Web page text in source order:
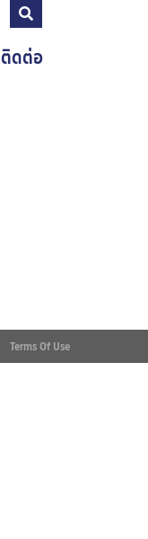
ติดต่อ
Terms Of Use